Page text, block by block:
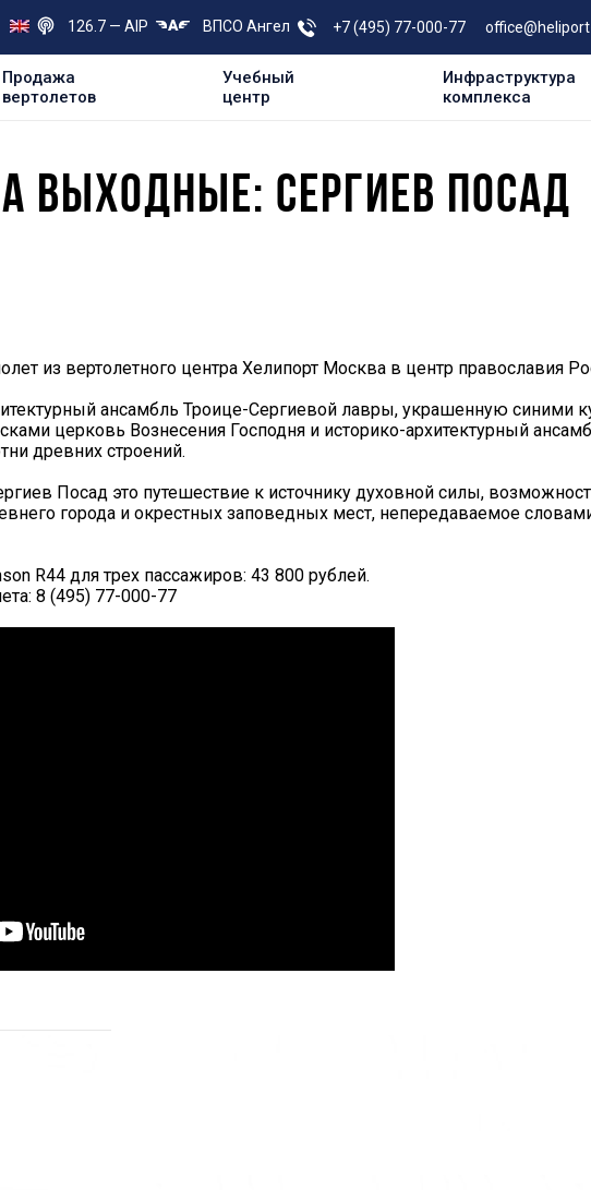
126.7 — AIP ВПСО Ангел +7 (495) 77-000-77
Продажа
вертолетов
Учебный
центр
Инфраструктура
комплекса
ВЫХОДНЫЕ: СЕРГИЕВ ПОСАД
из вертолетного центра Хелипорт Москва в центр православия
ансамбль Троице-Сергиевой лавры, украшенную синими
церковь Вознесения Господня и историко-архитектурный
древних строений.
Посад это путешествие к источнику духовной силы,
города и окрестных заповедных мест, непередаваемое
R44 для трех пассажиров: 43 800 рублей.
8 (495) 77-000-77